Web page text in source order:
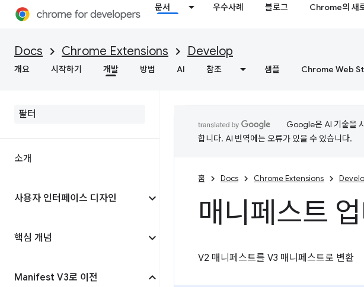
문서 우수사례 블로그 Chrome의 새
Docs Chrome Extensions Develop
개요 시작하기 개발 방법 AI 참조 샘플 Chrome Web
소개
사용자 인터페이스 디자인
핵심 개념
Manifest V3로 이전
Google은 AI 기술을
합니다. AI 번역에는 오류가 있을 수 있습니다.
홈 Docs Chrome Extensions
매니페스트
V2 매니페스트를 V3 매니페스트로 변환